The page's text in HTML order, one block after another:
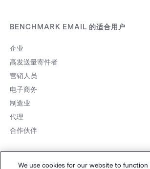
BENCHMARK EMAIL 的适合用户
企业
高发送量寄件者
营销人员
电子商务
制造业
代理
合作伙伴
We use cookies for our website to function